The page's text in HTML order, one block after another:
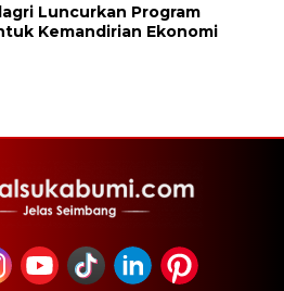
Luncurkan Program
Kemandirian Ekonomi